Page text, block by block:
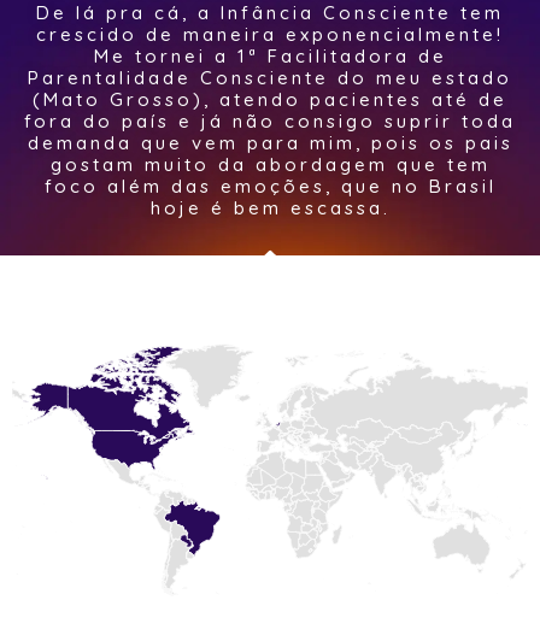
De lá pra cá, a Infância Consciente tem
crescido de maneira exponencialmente!
Me tornei a 1ª Facilitadora de
Parentalidade Consciente do meu estado
(Mato Grosso), atendo pacientes até de
fora do país e já não consigo suprir toda
demanda que vem para mim, pois os pais
gostam muito da abordagem que tem
foco além das emoções, que no Brasil
hoje é bem escassa.